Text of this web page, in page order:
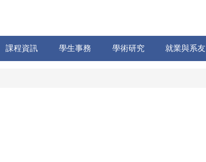
課程資訊 學生事務 學術研究 就業與系友